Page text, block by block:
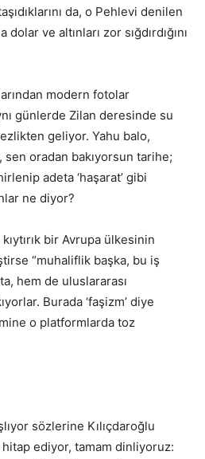
da, o Pehlevi denilen
dolar ve altınları zor sığdırdığını
modern fotolar
günlerde Zilan deresinde su
geliyor. Yahu balo,
sen oradan bakıyorsun tarihe;
adeta ‘haşarat’ gibi
ne diyor?
bir Avrupa ülkesinin
“muhaliflik başka, bu iş
hem de uluslararası
Burada ‘faşizm’ diye
o platformlarda toz
sözlerine Kılıçdaroğlu
hitap ediyor, tamam dinliyoruz: